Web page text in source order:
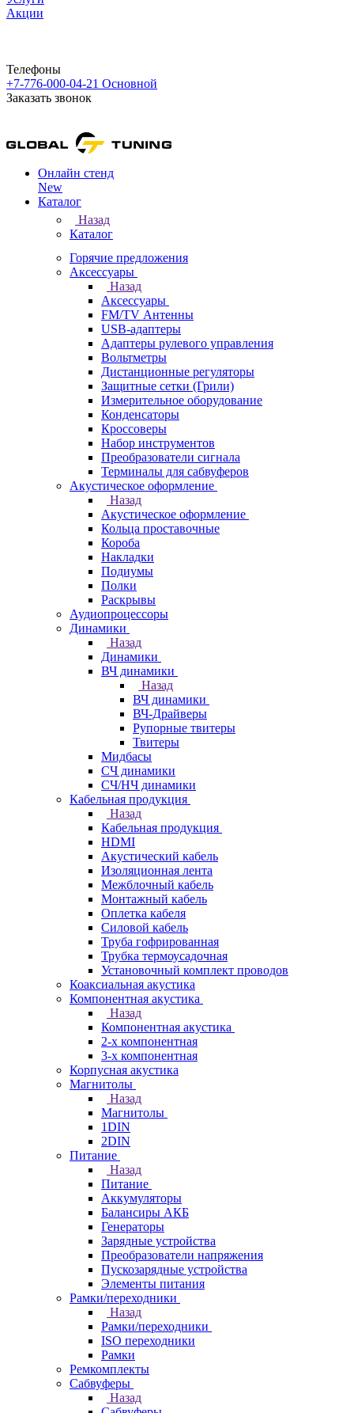
Акции
Телефоны
+7-776-000-04-21 Основной
Заказать звонок
Онлайн стенд
New
Каталог
Назад
Каталог
Горячие предложения
Аксессуары
Назад
Аксессуары
FM/TV Антенны
USB-адаптеры
Адаптеры рулевого управления
Вольтметры
Дистанционные регуляторы
Защитные сетки (Грили)
Измерительное оборудование
Конденсаторы
Кроссоверы
Набор инструментов
Преобразователи сигнала
Терминалы для сабвуферов
Акустическое оформление
Назад
Акустическое оформление
Кольца проставочные
Короба
Накладки
Подиумы
Полки
Раскрывы
Аудиопроцессоры
Динамики
Назад
Динамики
ВЧ динамики
Назад
ВЧ динамики
ВЧ-Драйверы
Рупорные твитеры
Твитеры
Мидбасы
СЧ динамики
СЧ/НЧ динамики
Кабельная продукция
Назад
Кабельная продукция
HDMI
Акустический кабель
Изоляционная лента
Межблочный кабель
Монтажный кабель
Оплетка кабеля
Силовой кабель
Труба гофрированная
Трубка термоусадочная
Установочный комплект проводов
Коаксиальная акустика
Компонентная акустика
Назад
Компонентная акустика
2-х компонентная
3-х компонентная
Корпусная акустика
Магнитолы
Назад
Магнитолы
1DIN
2DIN
Питание
Назад
Питание
Аккумуляторы
Балансиры АКБ
Генераторы
Зарядные устройства
Преобразователи напряжения
Пускозарядные устройства
Элементы питания
Рамки/переходники
Назад
Рамки/переходники
ISO переходники
Рамки
Ремкомплекты
Сабвуферы
Назад